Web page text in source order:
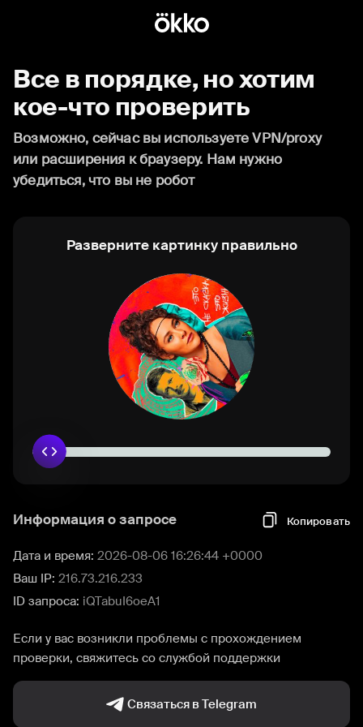
Все в порядке, но хотим
кое-что проверить
Возможно, сейчас вы используете VPN/proxy
или расширения к браузеру. Нам нужно
убедиться, что вы не робот
Разверните картинку правильно
Информация о запросе Копировать
Дата и время: 2026-08-06 16:26:44 +0000
Ваш IP: 216.73.216.233
ID запроса: iQTabuI6oeA1
Если у вас возникли проблемы с прохождением
проверки, свяжитесь со службой поддержки
Связаться в Telegram